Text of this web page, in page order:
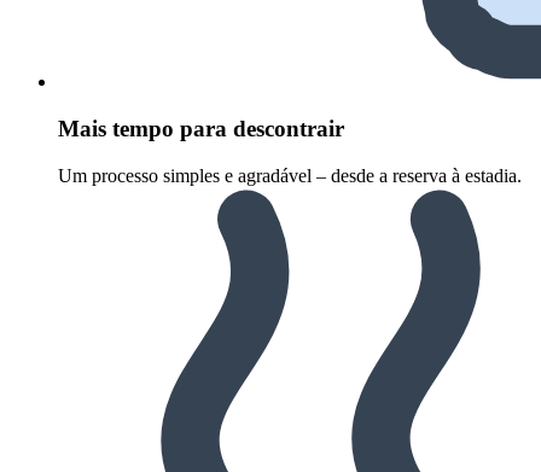
Mais tempo para descontrair
Um processo simples e agradável – desde a reserva à estadia.